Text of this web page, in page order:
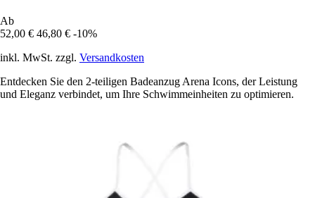
Ab
52,00 € 46,80 € -10%
inkl. MwSt. zzgl. Versandkosten
Entdecken Sie den 2-teiligen Badeanzug Arena Icons, der Leistung
und Eleganz verbindet, um Ihre Schwimmeinheiten zu optimieren.